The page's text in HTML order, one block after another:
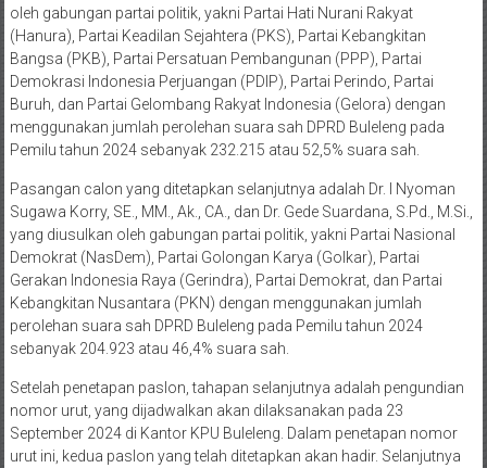
oleh gabungan partai politik, yakni Partai Hati Nurani Rakyat
(Hanura), Partai Keadilan Sejahtera (PKS), Partai Kebangkitan
Bangsa (PKB), Partai Persatuan Pembangunan (PPP), Partai
Demokrasi Indonesia Perjuangan (PDIP), Partai Perindo, Partai
Buruh, dan Partai Gelombang Rakyat Indonesia (Gelora) dengan
menggunakan jumlah perolehan suara sah DPRD Buleleng pada
Pemilu tahun 2024 sebanyak 232.215 atau 52,5% suara sah.
Pasangan calon yang ditetapkan selanjutnya adalah Dr. I Nyoman
Sugawa Korry, SE., MM., Ak., CA., dan Dr. Gede Suardana, S.Pd., M.Si.,
yang diusulkan oleh gabungan partai politik, yakni Partai Nasional
Demokrat (NasDem), Partai Golongan Karya (Golkar), Partai
Gerakan Indonesia Raya (Gerindra), Partai Demokrat, dan Partai
Kebangkitan Nusantara (PKN) dengan menggunakan jumlah
perolehan suara sah DPRD Buleleng pada Pemilu tahun 2024
sebanyak 204.923 atau 46,4% suara sah.
Setelah penetapan paslon, tahapan selanjutnya adalah pengundian
nomor urut, yang dijadwalkan akan dilaksanakan pada 23
September 2024 di Kantor KPU Buleleng. Dalam penetapan nomor
urut ini, kedua paslon yang telah ditetapkan akan hadir. Selanjutnya